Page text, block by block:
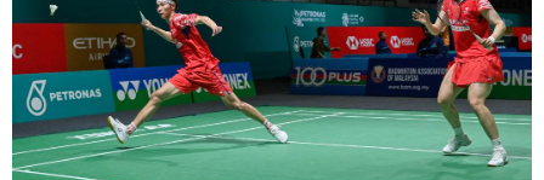
能源 会展
彩票 娱乐 时尚 悦读
公益 一带一路 亚太网 上市公司
文化产业